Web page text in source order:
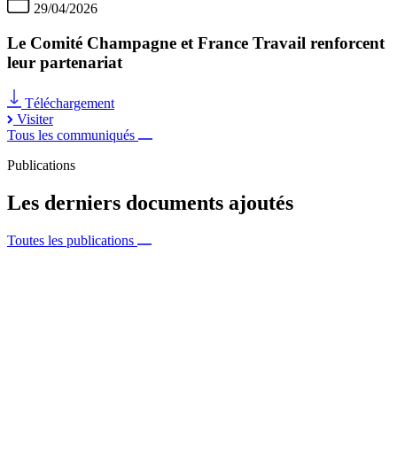
29/04/2026
Le Comité Champagne et France Travail renforcent
leur partenariat
Téléchargement
Visiter
Tous les communiqués
Publications
Les derniers documents ajoutés
Toutes les publications